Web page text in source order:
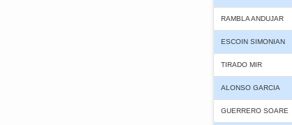
RAMBLA ANDUJAR
ESCOIN SIMONIAN
TIRADO MIR
ALONSO GARCIA
GUERRERO SOARE